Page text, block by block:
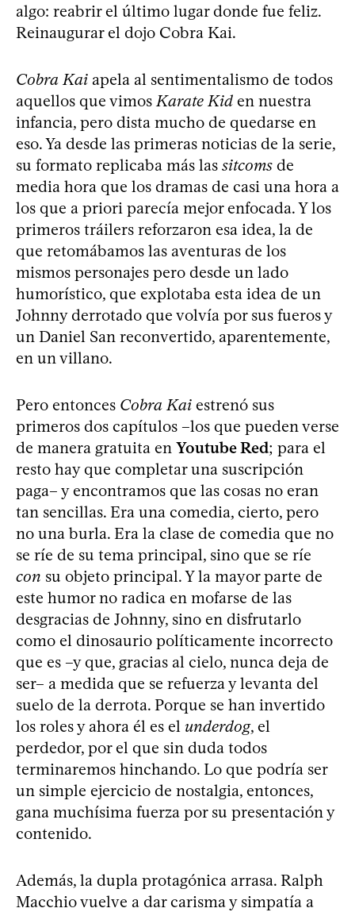
algo: reabrir el último lugar donde fue feliz.
Reinaugurar el dojo Cobra Kai.
Cobra Kai apela al sentimentalismo de todos
aquellos que vimosKarate Kid en nuestra
infancia, pero dista mucho de quedarse en
eso. Ya desde las primeras noticias de la serie,
su formato replicaba más las sitcoms de
media hora que los dramas de casi una hora a
los que a priori parecía mejor enfocada. Y los
primeros tráilers reforzaron esa idea, la de
que retomábamos las aventuras de los
mismos personajes pero desde un lado
humorístico, que explotaba esta idea de un
Johnny derrotado que volvía por sus fueros y
un Daniel San reconvertido, aparentemente,
en un villano.
Pero entonces Cobra Kai estrenó sus
primeros dos capítulos –los que pueden verse
de manera gratuita en Youtube Red; para el
resto hay que completar una suscripción
paga– y encontramos que las cosas no eran
tan sencillas. Era una comedia, cierto, pero
no una burla. Era la clase de comedia que no
se ríe de su tema principal, sino que se ríe
con su objeto principal. Y la mayor parte de
este humor no radica en mofarse de las
desgracias de Johnny, sino en disfrutarlo
como el dinosaurio políticamente incorrecto
que es –y que, gracias al cielo, nunca deja de
ser– a medida que se refuerza y levanta del
suelo de la derrota. Porque se han invertido
los roles y ahora él es el underdog, el
perdedor, por el que sin duda todos
terminaremos hinchando. Lo que podría ser
un simple ejercicio de nostalgia, entonces,
gana muchísima fuerza por su presentación y
contenido.
Además, la dupla protagónica arrasa. Ralph
Macchio vuelve a dar carisma y simpatía a